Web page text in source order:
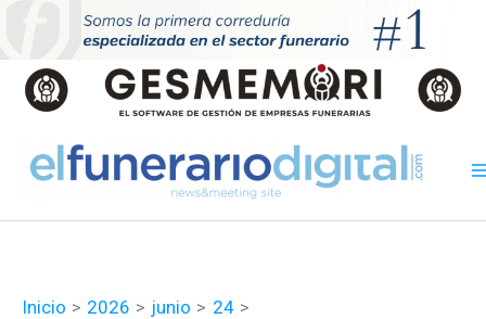
contenido
Inicio 2026 junio
24